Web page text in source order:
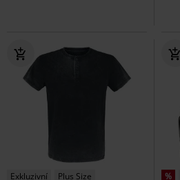
Exkluzivní
Plus Size
%